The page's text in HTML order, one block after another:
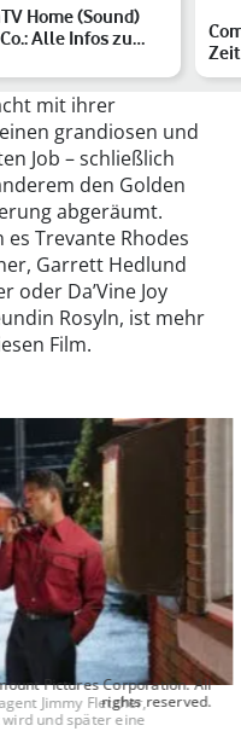
Home (Sound)
Alle Infos zu
…
mit ihrer
grandiosen und
Job – schließlich
den Golden
abgeräumt.
Trevante Rhodes
Garrett Hedlund
oder Da’Vine Joy
Rosyln, ist mehr
Film.
Jimmy Fletcher,
und später eine
Pictures Corporation. All
rights reserved.